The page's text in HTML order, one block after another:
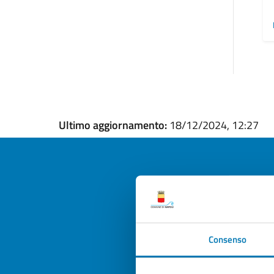
Consenso
Ultimo aggiornamento: 18/12/2024, 12:27
Valuta la